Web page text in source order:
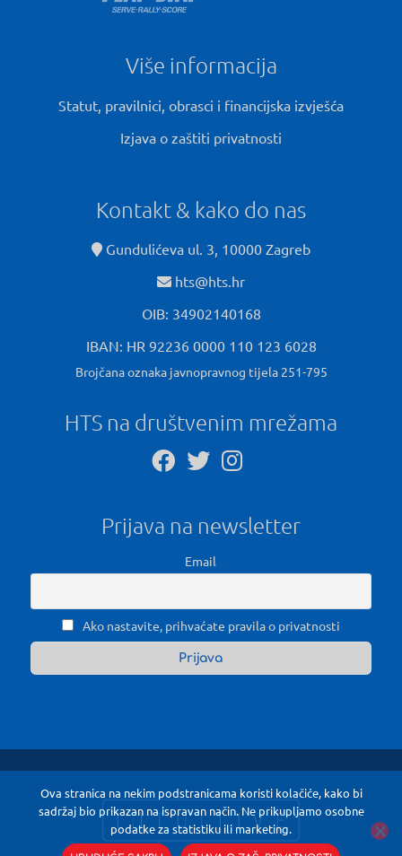
Više informacija
Statut, pravilnici, obrasci i financijska izvješća
Izjava o zaštiti privatnosti
Kontakt & kako do nas
Gundulićeva ul. 3, 10000 Zagreb
hts@hts.hr
OIB: 34902140168
IBAN: HR 92236 0000 110 123 6028
Brojčana oznaka javnopravnog tijela 251-795
HTS na društvenim mrežama
Prijava na newsletter
Email
Ako nastavite, prihvaćate pravila o privatnosti
Ova stranica na nekim podstranicama koristi kolačiće, kako bi
sadržaj bio prikazan na ispravan način. Ne prikupljamo osobne
podatke za statistiku ili marketing.